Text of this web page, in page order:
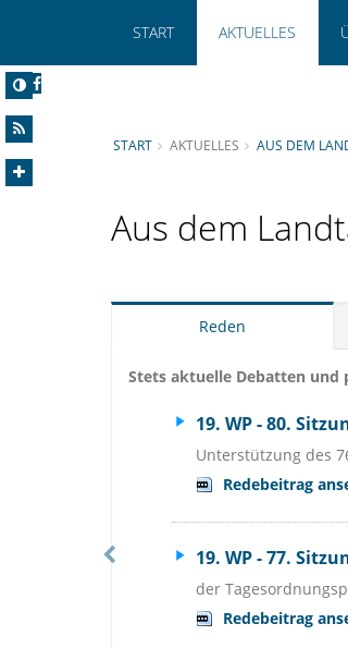
START AKTUELLES
START AKTUELLES AUS DEM
Aus dem
Reden
Stets aktuelle Debatten und
19. WP - 80.
Unterstützung des
Redebeitrag
19. WP - 77.
der
Redebeitrag